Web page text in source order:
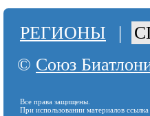
РЕГИОНЫ |
© Союз
Все права защищены.
При использовании материалов ссылка